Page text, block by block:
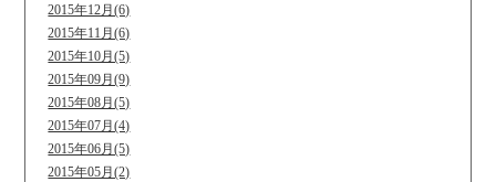
2015年12月(6)
2015年11月(6)
2015年10月(5)
2015年09月(9)
2015年08月(5)
2015年07月(4)
2015年06月(5)
2015年05月(2)